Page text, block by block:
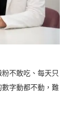
不敢吃、每天只
字動都不動，難